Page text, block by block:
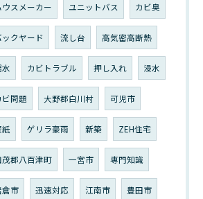
ウスメーカー ユニットバス カビ臭
ックヤード 流し台 高気密高断熱
水 カビトラブル 押し入れ 浸水
ビ問題 大野郡白川村 可児市
紙 ゲリラ豪雨 新築 ZEH住宅
茂郡八百津町 一宮市 専門知識
倉市 迅速対応 江南市 豊田市